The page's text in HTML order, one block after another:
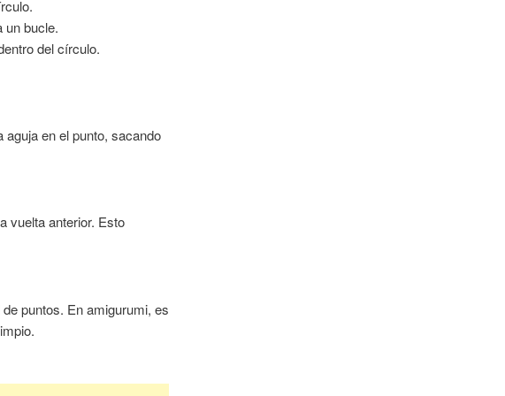
un bucle.
del círculo.
en el punto, sacando
vuelta anterior. Esto
puntos. En amigurumi, es